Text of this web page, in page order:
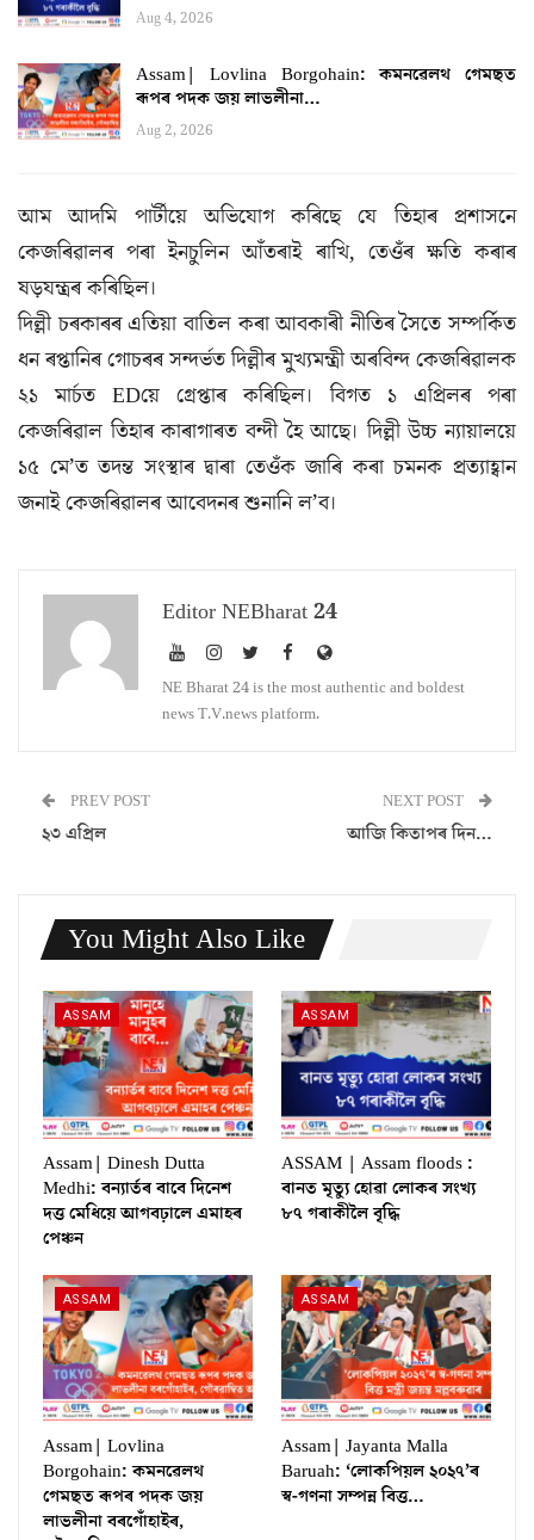
Aug 4, 2026
Assam| Lovlina Borgohain: কমনৱেলথ গেমছত
ৰূপৰ পদক জয় লাভলীনা…
Aug 2, 2026
আম আদমি পাৰ্টীয়ে অভিযোগ কৰিছে যে তিহাৰ প্ৰশাসনে
কেজৰিৱালৰ পৰা ইনচুলিন আঁতৰাই ৰাখি, তেওঁৰ ক্ষতি কৰাৰ
ষড়যন্ত্ৰৰ কৰিছিল।
দিল্লী চৰকাৰৰ এতিয়া বাতিল কৰা আবকাৰী নীতিৰ সৈতে সম্পৰ্কিত
ধন ৰপ্তানিৰ গোচৰৰ সন্দৰ্ভত দিল্লীৰ মুখ্যমন্ত্ৰী অৰবিন্দ কেজৰিৱালক
২১ মাৰ্চত EDয়ে গ্ৰেপ্তাৰ কৰিছিল। বিগত ১ এপ্ৰিলৰ পৰা
কেজৰিৱাল তিহাৰ কাৰাগাৰত বন্দী হৈ আছে। দিল্লী উচ্চ ন্যায়ালয়ে
১৫ মে’ত তদন্ত সংস্থাৰ দ্বাৰা তেওঁক জাৰি কৰা চমনক প্ৰত্যাহ্বান
জনাই কেজৰিৱালৰ আবেদনৰ শুনানি ল’ব।
Editor NEBharat 24
NE Bharat 24 is the most authentic and boldest
news T.V.news platform.
PREV POST
২৩ এপ্রিল
NEXT POST
আজি কিতাপৰ দিন…
You Might Also Like
ASSAM
Assam| Dinesh Dutta
Medhi: বন্যাৰ্তৰ বাবে দিনেশ
দত্ত মেধিয়ে আগবঢ়ালে এমাহৰ
পেঞ্চন
ASSAM
ASSAM | Assam floods :
বানত মৃত্যু হোৱা লোকৰ সংখ্য
৮৭ গৰাকীলৈ বৃদ্ধি
ASSAM
Assam| Lovlina
Borgohain: কমনৱেলথ
গেমছত ৰূপৰ পদক জয়
লাভলীনা বৰগোঁহাইৰ,
ASSAM
Assam| Jayanta Malla
Baruah: ‘লোকপিয়ল ২০২৭’ৰ
স্ব-গণনা সম্পন্ন বিত্ত…